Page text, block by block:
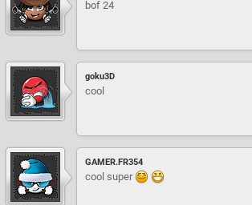
bof 24
goku3D
cool
GAMER.FR354
cool super